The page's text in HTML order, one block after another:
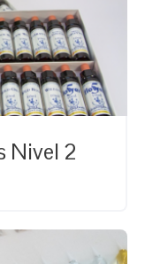
Nivel 2